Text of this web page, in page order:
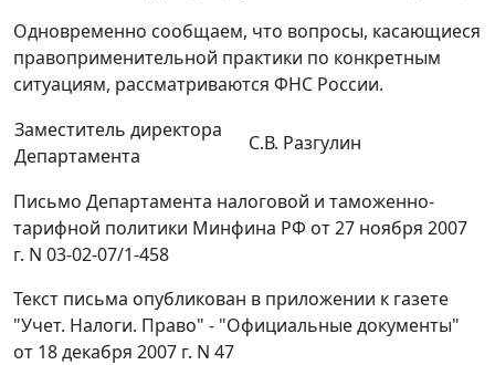
Одновременно сообщаем, что вопросы, касающиеся
правоприменительной практики по конкретным
ситуациям, рассматриваются ФНС России.
Заместитель директора
Департамента
С.В. Разгулин
Письмо Департамента налоговой и таможенно-
тарифной политики Минфина РФ от 27 ноября 2007
г. N 03-02-07/1-458
Текст письма опубликован в приложении к газете
"Учет. Налоги. Право" - "Официальные документы"
от 18 декабря 2007 г. N 47